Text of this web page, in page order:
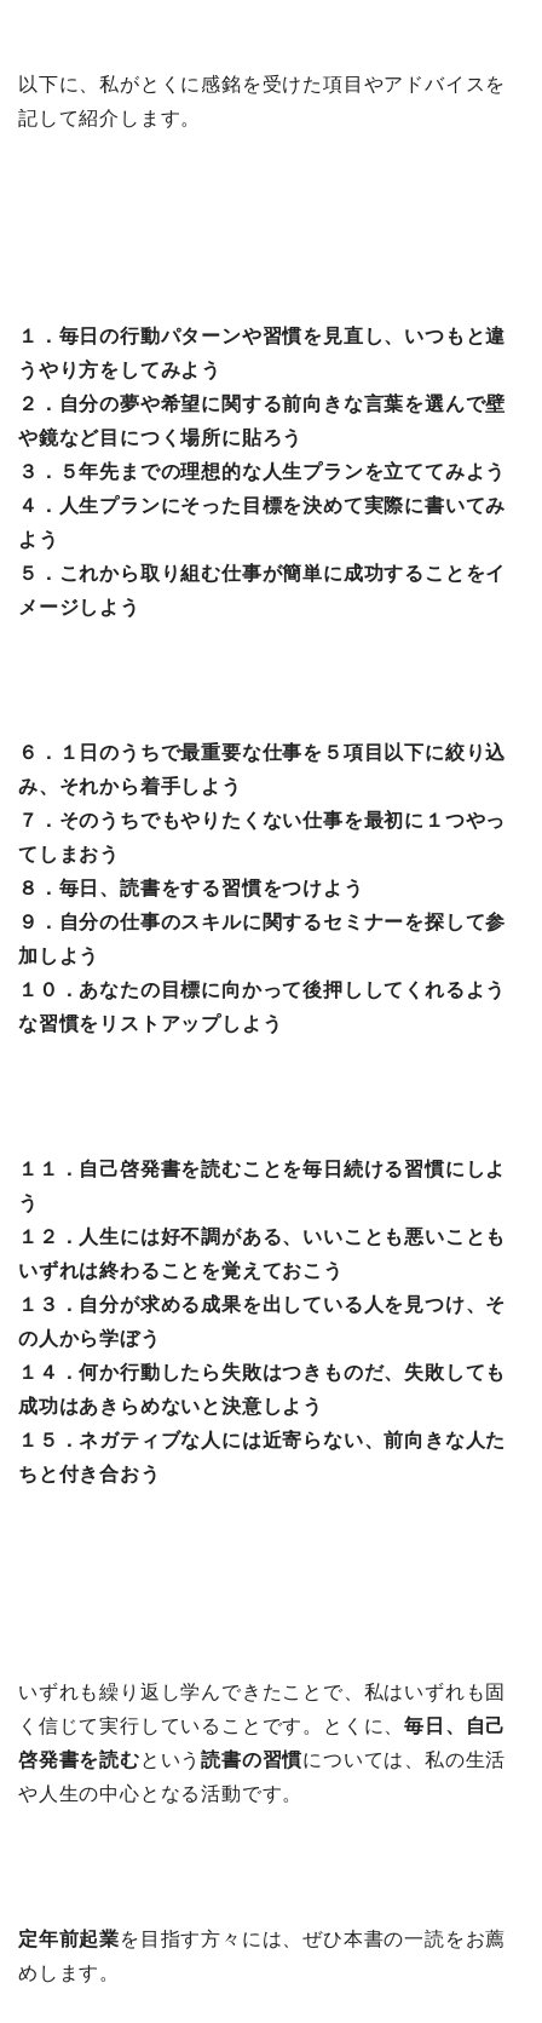
以下に、私がとくに感銘を受けた項目やアドバイスを
記して紹介します。
１．毎日の行動パターンや習慣を見直し、いつもと違
うやり方をしてみよう
２．自分の夢や希望に関する前向きな言葉を選んで壁
や鏡など目につく場所に貼ろう
３．５年先までの理想的な人生プランを立ててみよう
４．人生プランにそった目標を決めて実際に書いてみ
よう
５．これから取り組む仕事が簡単に成功することをイ
メージしよう
６．１日のうちで最重要な仕事を５項目以下に絞り込
み、それから着手しよう
７．そのうちでもやりたくない仕事を最初に１つやっ
てしまおう
８．毎日、読書をする習慣をつけよう
９．自分の仕事のスキルに関するセミナーを探して参
加しよう
１０．あなたの目標に向かって後押ししてくれるよう
な習慣をリストアップしよう
１１．自己啓発書を読むことを毎日続ける習慣にしよ
う
１２．人生には好不調がある、いいことも悪いことも
いずれは終わることを覚えておこう
１３．自分が求める成果を出している人を見つけ、そ
の人から学ぼう
１４．何か行動したら失敗はつきものだ、失敗しても
成功はあきらめないと決意しよう
１５．ネガティブな人には近寄らない、前向きな人た
ちと付き合おう
いずれも繰り返し学んできたことで、私はいずれも固
く信じて実行していることです。とくに、毎日、自己
啓発書を読むという読書の習慣については、私の生活
や人生の中心となる活動です。
定年前起業を目指す方々には、ぜひ本書の一読をお薦
めします。